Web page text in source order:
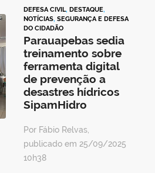
DEFESA CIVIL, DESTAQUE,
NOTÍCIAS, SEGURANÇA E DEFESA
DO CIDADÃO
Parauapebas sedia
treinamento sobre
ferramenta digital
de prevenção a
desastres hídricos
SipamHidro
Por Fábio Relvas,
publicado em 25/09/2025
10h38